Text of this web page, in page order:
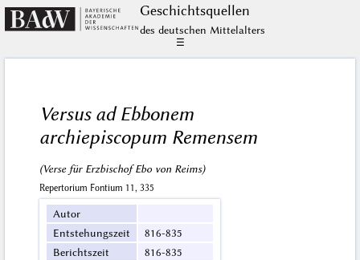
Geschichts­quellen
des deutschen Mittelalters
☰
Versus ad Ebbonem
archiepiscopum Remensem
(Verse für Erzbischof Ebo von Reims)
Repertorium Fontium 11, 335
Autor
Entstehungszeit
816-835
Berichtszeit
816-835